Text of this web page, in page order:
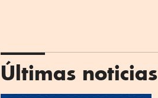
Últimas noticias